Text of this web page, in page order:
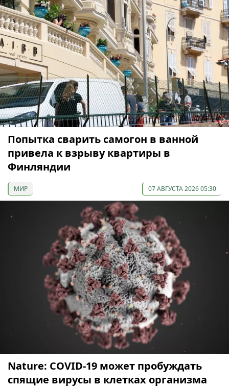
Попытка сварить самогон в ванной
привела к взрыву квартиры в
Финляндии
МИР 07 АВГУСТА 2026 05:30
Nature: COVID-19 может пробуждать
спящие вирусы в клетках организма